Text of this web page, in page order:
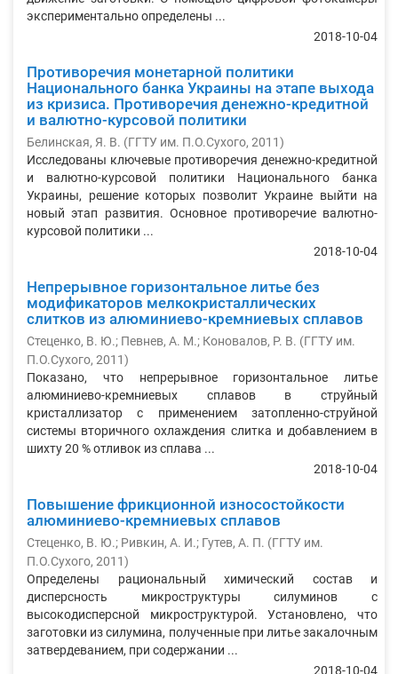
экспериментально определены ...
2018-10-04
Противоречия монетарной политики
Национального банка Украины на этапе выхода
из кризиса. Противоречия денежно-кредитной
и валютно-курсовой политики
Белинская, Я. В. (ГГТУ им. П.О.Сухого, 2011)
Исследованы ключевые противоречия денежно-кредитной
и валютно-курсовой политики Национального банка
Украины, решение которых позволит Украине выйти на
новый этап развития. Основное противоречие валютно-
курсовой политики ...
2018-10-04
Непрерывное горизонтальное литье без
модификаторов мелкокристаллических
слитков из алюминиево-кремниевых сплавов
Стеценко, В. Ю.; Певнев, А. М.; Коновалов, Р. В. (ГГТУ им.
П.О.Сухого, 2011)
Показано, что непрерывное горизонтальное литье
алюминиево-кремниевых сплавов в струйный
кристаллизатор с применением затопленно-струйной
системы вторичного охлаждения слитка и добавлением в
шихту 20 % отливок из сплава ...
2018-10-04
Повышение фрикционной износостойкости
алюминиево-кремниевых сплавов
Стеценко, В. Ю.; Ривкин, А. И.; Гутев, А. П. (ГГТУ им.
П.О.Сухого, 2011)
Определены рациональный химический состав и
дисперсность микроструктуры силуминов с
высокодисперсной микроструктурой. Установлено, что
заготовки из силумина, полученные при литье закалочным
затвердеванием, при содержании ...
2018-10-04